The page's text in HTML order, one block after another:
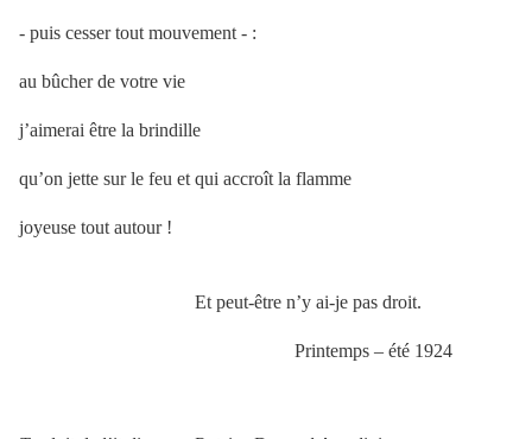
- puis cesser tout mouvement - :
au bûcher de votre vie
j’aimerai être la brindille
qu’on jette sur le feu et qui accroît la flamme
joyeuse tout autour !
Et peut-être n’y ai-je pas droit.
Printemps – été 1924